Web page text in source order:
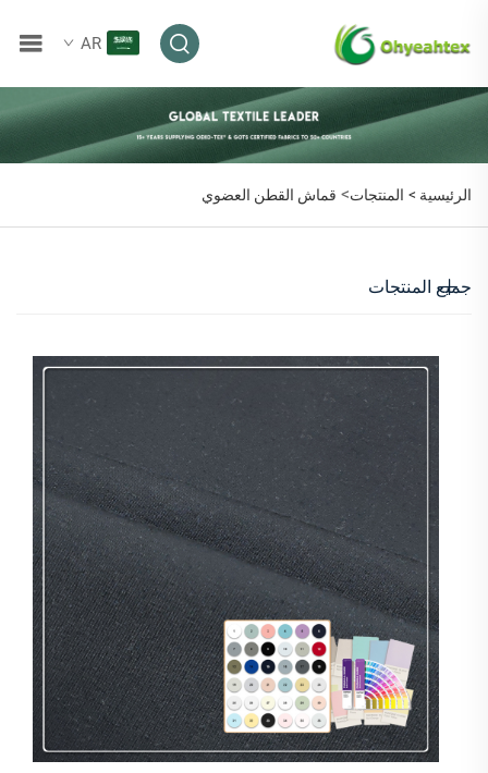
AR
الرئيسية > المنتجات> قماش القطن العضوي
جميع المنتجات